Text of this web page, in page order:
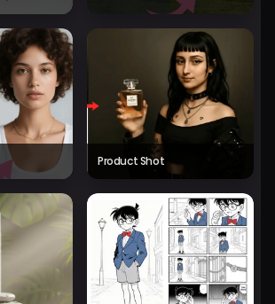
Product Shot